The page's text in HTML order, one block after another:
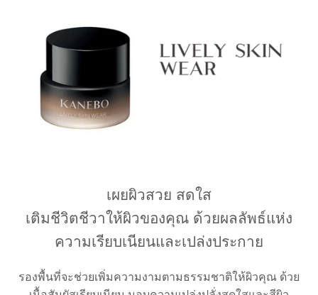
เผยผิวสวย สดใส
เติมชีวิตชีวาให้ผิวของคุณ ด้วยผลลัพธ์แห่ง
ความเรียบเนียนและเปล่งประกาย
รองพื้นที่จะช่วยเพิ่มความงามตามธรรมชาติให้ผิวคุณ ด้วย